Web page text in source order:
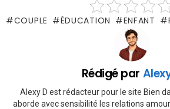
COUPLE ÉDUCATION ENFANT
Rédigé par
Alexy D est rédacteur pour le site Bien
aborde avec sensibilité les relations